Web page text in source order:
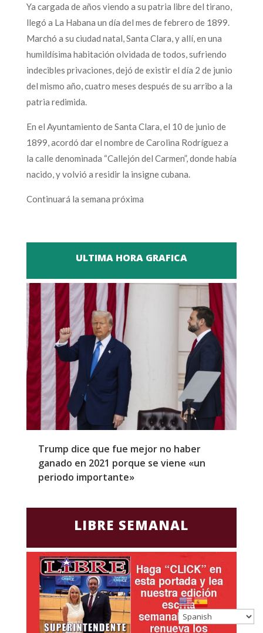
Ya cargada de años viendo a su patria libre del tirano,
llegó a La Habana un día del mes de febrero de 1899.
Marchó a su ciudad natal, Santa Clara, y allí, en una
humildísima habitación olvidada de todos, sufriendo
indecibles privaciones, dejó de existir el día 2 de junio
del mismo año, cuatro meses después de su arribo a la
patria redimida.
En el Ayuntamiento de Santa Clara, el 10 de junio de
1899, acordó dar el nombre de Carolina Rodríguez a
la calle denominada “Callejón del Carmen”, donde había
nacido, y volvió a residir la insigne cubana.
Continuará la semana próxima
ULTIMA HORA GRAFICA
Trump dice que fue mejor no haber
ganado en 2021 porque se viene «un
periodo importante»
LIBRE SEMANAL